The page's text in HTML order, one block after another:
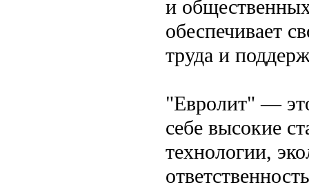
и
обеспечивает
труда и
"Евролит" —
себе высокие
технологии,